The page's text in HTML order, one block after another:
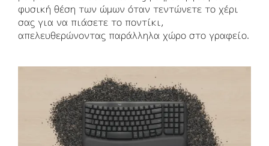
φυσική θέση των ώμων όταν τεντώνετε το χέρι
σας για να πιάσετε το ποντίκι,
απελευθερώνοντας παράλληλα χώρο στο γραφείο.